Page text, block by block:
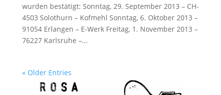
wurden bestätigt: Sonntag, 29. September 2013 – CH-
4503 Solothurn – Kofmehl Sonntag, 6. Oktober 2013 –
91054 Erlangen – E-Werk Freitag, 1. November 2013 –
76227 Karlsruhe –...
« Older Entries